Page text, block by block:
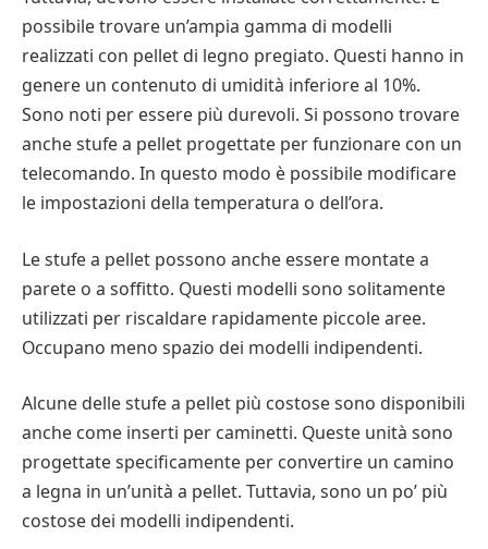
per qualche minuto per rimuovere le macchie più
ostinate.
nella vostra casa. Si tratta di un tipo di stufa molto
popolare. Sono molto belli e possono essere utilizzati
per aggiungere un tocco di eleganza al vostro spazio.
Si possono anche acquistare inserti speciali da
inserire in un normale caminetto per creare un’unità
a legna.
considerare la possibilità di acquistare una stufa
impilabile. Può essere un ottimo accento per la vostra
casa, ma può anche essere pericoloso.
possibile trovare un’ampia gamma di modelli
realizzati con pellet di legno pregiato. Questi hanno in
genere un contenuto di umidità inferiore al 10%.
Sono noti per essere più durevoli. Si possono trovare
anche stufe a pellet progettate per funzionare con un
telecomando. In questo modo è possibile modificare
le impostazioni della temperatura o dell’ora.
Le stufe a pellet possono anche essere montate a
parete o a soffitto. Questi modelli sono solitamente
utilizzati per riscaldare rapidamente piccole aree.
Occupano meno spazio dei modelli indipendenti.
Alcune delle stufe a pellet più costose sono disponibili
anche come inserti per caminetti. Queste unità sono
progettate specificamente per convertire un camino
a legna in un’unità a pellet. Tuttavia, sono un po’ più
costose dei modelli indipendenti.